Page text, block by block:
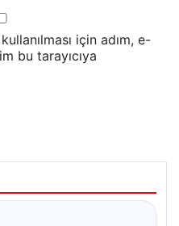
için adım, e-
bu tarayıcıya